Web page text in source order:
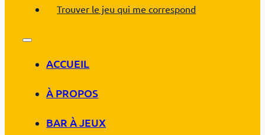
Trouver le jeu qui me correspond
ACCUEIL
À PROPOS
BAR À JEUX